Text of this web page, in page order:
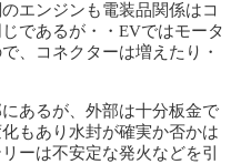
エンジンも電装品関係はコ
であるが・・EVではモータ
、コネクターは増えたり・
あるが、外部は十分板金で
もあり水封が確実か否かは
ーは不安定な発火などを引